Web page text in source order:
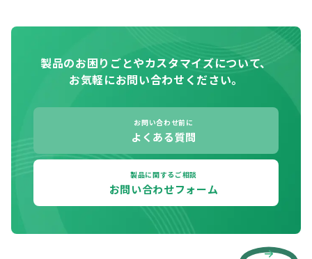
製品のお困りごとやカスタマイズについて、
お気軽にお問い合わせください。
お問い合わせ前に
よくある質問
製品に関するご相談
お問い合わせフォーム